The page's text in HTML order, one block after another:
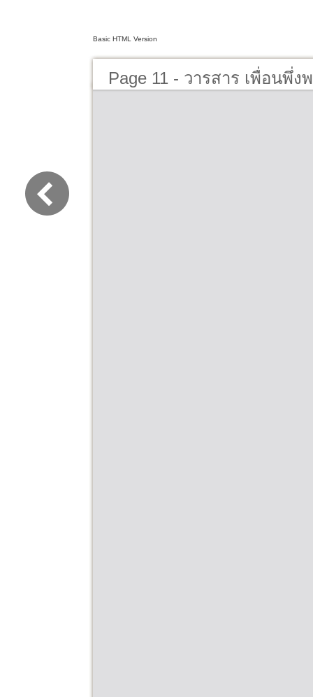
Basic HTML Version
Page 11 - วารสาร เพื่อนพึ่ง